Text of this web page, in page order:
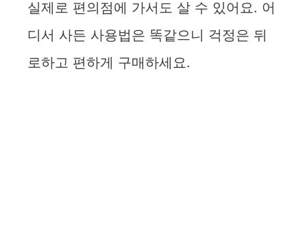
실제로 편의점에 가서도 살 수 있어요. 어
디서 사든 사용법은 똑같으니 걱정은 뒤
로하고 편하게 구매하세요.